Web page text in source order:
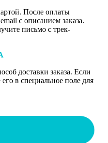
После оплаты
с описанием заказа.
письмо с трек-
доставки заказа. Если
в специальное поле для